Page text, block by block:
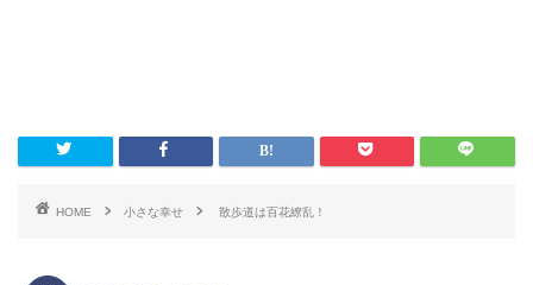
HOME 小さな幸せ 散歩道は百花繚乱！